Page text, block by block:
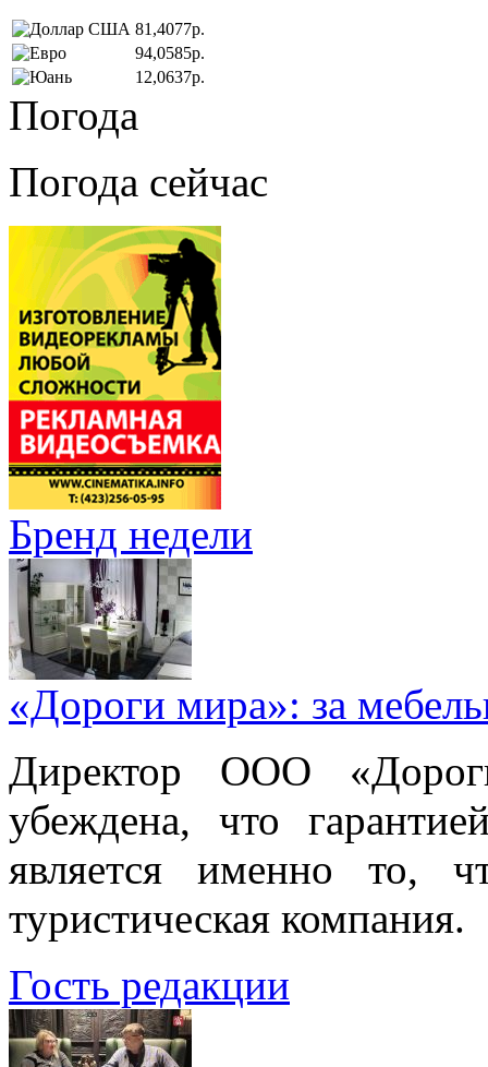
81,4077р.
94,0585р.
12,0637р.
Погода
Погода сейчас
Бренд недели
«Дороги мира»: за
Директор ООО
убеждена, что
является именно то,
туристическая компания.
Гость редакции